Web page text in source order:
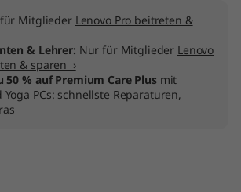
Mitglieder Lenovo Pro beitreten &
& Lehrer: Nur für Mitglieder Lenovo
& sparen ›
50 % auf Premium Care Plusmit
PCs: schnellste Reparaturen,